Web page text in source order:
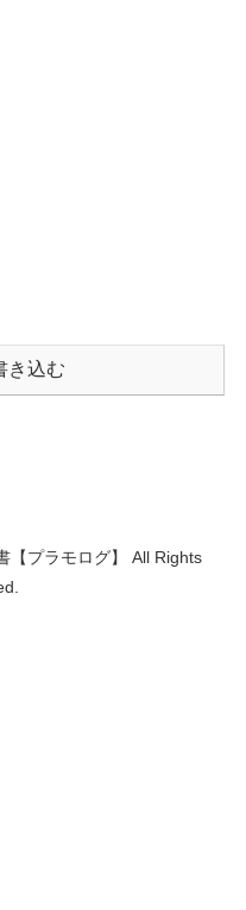
き込む
【プラモログ】 All Rights